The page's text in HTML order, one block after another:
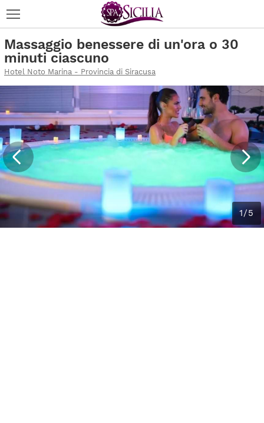
Massaggio benessere di un'ora o 30
minuti ciascuno
Hotel Noto Marina - Provincia di Siracusa
1/5